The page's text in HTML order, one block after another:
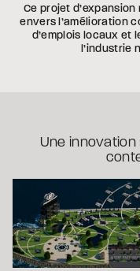
Ce projet
envers l’amélioration
d’emplois locaux et
l’industrie
Une